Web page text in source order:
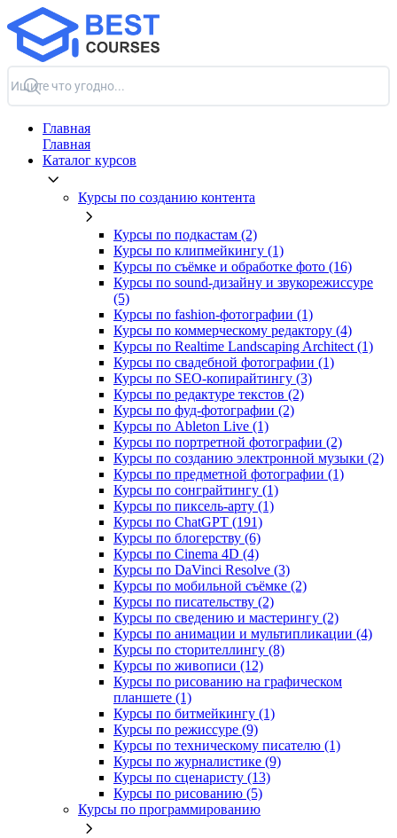
Главная
Главная
Каталог курсов
Курсы по созданию контента
Курсы по подкастам (2)
Курсы по клипмейкингу (1)
Курсы по съёмке и обработке фото (16)
Курсы по sound-дизайну и звукорежиссуре
(5)
Курсы по fashion-фотографии (1)
Курсы по коммерческому редактору (4)
Курсы по Realtime Landscaping Architect (1)
Курсы по свадебной фотографии (1)
Курсы по SEO-копирайтингу (3)
Курсы по редактуре текстов (2)
Курсы по фуд-фотографии (2)
Курсы по Ableton Live (1)
Курсы по портретной фотографии (2)
Курсы по созданию электронной музыки (2)
Курсы по предметной фотографии (1)
Курсы по сонграйтингу (1)
Курсы по пиксель-арту (1)
Курсы по ChatGPT (191)
Курсы по блогерству (6)
Курсы по Cinema 4D (4)
Курсы по DaVinci Resolve (3)
Курсы по мобильной съёмке (2)
Курсы по писательству (2)
Курсы по сведению и мастерингу (2)
Курсы по анимации и мультипликации (4)
Курсы по сторителлингу (8)
Курсы по живописи (12)
Курсы по рисованию на графическом
планшете (1)
Курсы по битмейкингу (1)
Курсы по режиссуре (9)
Курсы по техническому писателю (1)
Курсы по журналистике (9)
Курсы по сценаристу (13)
Курсы по рисованию (5)
Курсы по программированию